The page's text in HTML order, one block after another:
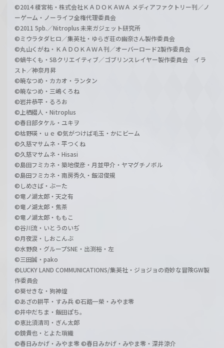
©2014 榎宮祐・株式会社ＫＡＤＯＫＡＷＡ メディアファクトリー刊／ノ
ーゲーム・ノーライフ全権代理委員会
©2011 5pb.／Nitroplus 未来ガジェット研究所
©ミウラタダヒロ／集英社・ゆらぎ荘の幽奈さん製作委員会
©丸山くがね・ＫＡＤＯＫＡＷＡ刊／オーバーロード2製作委員会
©蝸牛くも・SBクリエイティブ／ゴブリンスレイヤー製作委員会 イラ
スト／神奈月昇
©暁なつめ・カカオ・ランタン
©暁なつめ・三嶋くろね
©岩井恭平・るろお
©上栖綴人・Nitroplus
©春日部タケル・ユキヲ
©枯野瑛・ｕｅ ©気がつけば毛玉・かにビーム
©久慈マサムネ・平つくね
©久慈マサムネ・Hisasi
©島田フミカネ・築地俊彦・月並甲介・ヤマグチノボル
©島田フミカネ・南房秀久・飯沼俊規
©しめさば・ぶーた
©竜ノ湖太郎・天之有
©竜ノ湖太郎・焦茶
©竜ノ湖太郎・ももこ
©谷川流・いとうのいぢ
©月夜涙・しおこんぶ
©水野良・グループSNE・出渕裕・左
©三田誠・pako
©LUCKY LAND COMMUNICATIONS/集英社・ジョジョの奇妙な冒険GW製
作委員会
©葵せきな・狗神煌
©あざの耕平・すみ兵 ©石踏一榮・みやま零
©井中だちま・飯田ぽち。
©恵比須清司・ぎん太郎
©鏡貴也・とよた瑣織
©春日みかげ・みやま零 ©春日みかげ・みやま零・深井涼介